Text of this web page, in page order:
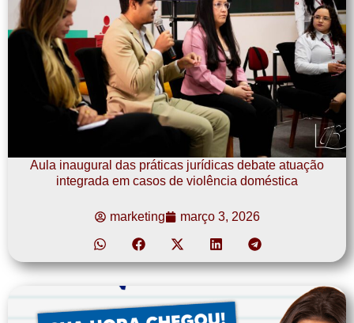
Aula inaugural das práticas jurídicas debate atuação
integrada em casos de violência doméstica
marketing março 3, 2026